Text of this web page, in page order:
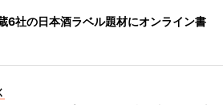
6社の日本酒ラベル題材にオンライン書